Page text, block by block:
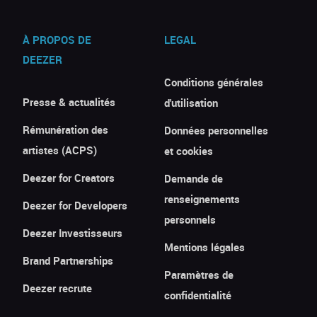
À PROPOS DE
DEEZER
Presse & actualités
Rémunération des
artistes (ACPS)
Deezer for Creators
Deezer for Developers
Deezer Investisseurs
Brand Partnerships
Deezer recrute
LEGAL
Conditions générales
d'utilisation
Données personnelles
et cookies
Demande de
renseignements
personnels
Mentions légales
Paramètres de
confidentialité